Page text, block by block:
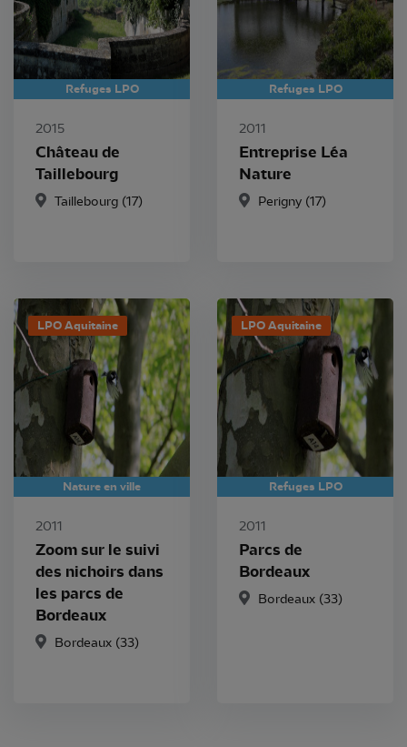
Refuges LPO
2015
Château de
Taillebourg
Taillebourg (17)
Refuges LPO
2011
Entreprise Léa
Nature
Perigny (17)
LPO Aquitaine
Nature en ville
2011
Zoom sur le suivi
des nichoirs dans
les parcs de
Bordeaux
Bordeaux (33)
LPO Aquitaine
Refuges LPO
2011
Parcs de
Bordeaux
Bordeaux (33)